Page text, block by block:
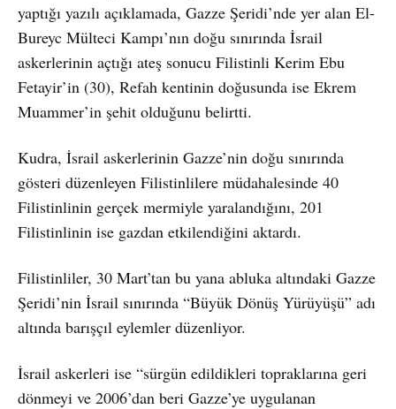
yaptığı yazılı açıklamada, Gazze Şeridi’nde yer alan El-
Bureyc Mülteci Kampı’nın doğu sınırında İsrail
askerlerinin açtığı ateş sonucu Filistinli Kerim Ebu
Fetayir’in (30), Refah kentinin doğusunda ise Ekrem
Muammer’in şehit olduğunu belirtti.
Kudra, İsrail askerlerinin Gazze’nin doğu sınırında
gösteri düzenleyen Filistinlilere müdahalesinde 40
Filistinlinin gerçek mermiyle yaralandığını, 201
Filistinlinin ise gazdan etkilendiğini aktardı.
Filistinliler, 30 Mart’tan bu yana abluka altındaki Gazze
Şeridi’nin İsrail sınırında “Büyük Dönüş Yürüyüşü” adı
altında barışçıl eylemler düzenliyor.
İsrail askerleri ise “sürgün edildikleri topraklarına geri
dönmeyi ve 2006’dan beri Gazze’ye uygulanan